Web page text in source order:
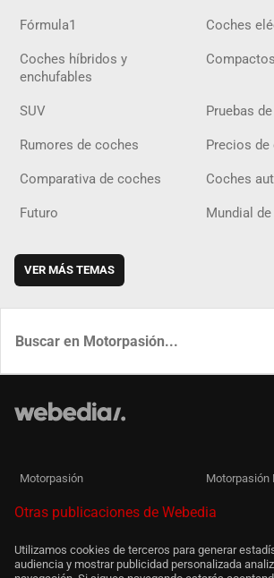
Fórmula1 Coches
Coches híbridos y
enchufables
Compactos
SUV Pruebas
Rumores de coches Precios de
Comparativa de coches Coches
Futuro Mundial
VER MÁS TEMAS
Motorpasión Motorpasión
Otras publicaciones de Webedia
Utilizamos cookies de terceros para generar
audiencia y mostrar publicidad personalizada